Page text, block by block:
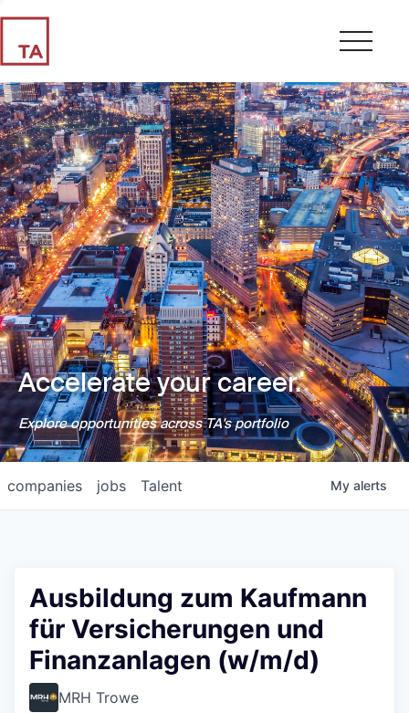
Accelerate your career.
Explore opportunities across TA's portfolio
jobs
companies Talent My alerts
Ausbildung zum Kaufmann
für Versicherungen und
Finanzanlagen (w/m/d)
MRH Trowe